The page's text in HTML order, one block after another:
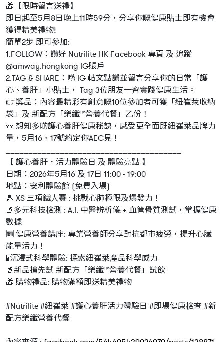
🎁【限時留言送禮】
即日起至5月8日晚上11時59分，分享你嘅健康貼士即有機會
獲得精美禮物!
簡單2步 即可參加:
1.FOLLOW：讚好 Nutrilite HK Facebook 專頁 及 追蹤
@amway.hongkong IG賬戶
2.TAG & SHARE：喺 IG 帖文點讚並留言分享你的日常「護
心、養肝」小貼士， Tag 3位朋友一齊實踐健康生活。
👉獎品：內容最精彩有創意嘅10位參加者可獲「紐崔萊收納
袋」及 新配方「樂纖™️營養代餐」乙份！
👀 想知多啲護心養肝健康秘訣，感受更全面既紐崔萊品牌力
量，5月16、17號約定你AEC見！
【 護心養肝．活力體驗日 及 體驗亮點 】
日期：2026年5月16 及 17日 11:00 - 19:00
地點：安利體驗館 (免費入場)
🎾 XS 三項鐵人賽 : 挑戰心肺極限及爆發力！
🔬多元科技檢測 : A.I. 中醫辨析儀 + 血管骨質測試，掌握健康
數據
🆕 健康營養講座: 專業營養師分享對抗都市疲勞，提升心臟
能量活力！
🧪沉浸式科學體驗: 探索紐崔萊產品科學威力
🥤新品搶先試 新配方「樂纖™️營養代餐」試飲
🎁 購物禮品: 購物滿額即送精美禮物
#Nutrilite #紐崔萊 #護心養肝活力體驗日 #即場健康檢查 #新
配方樂纖營養代餐